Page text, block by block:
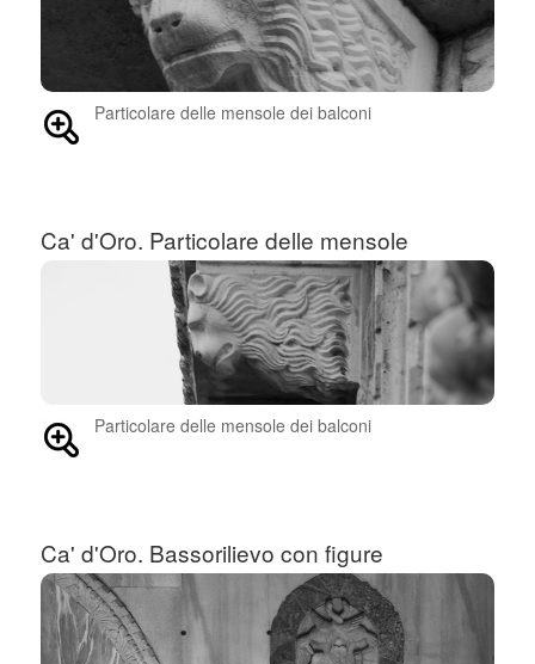
Particolare delle mensole dei balconi
Ca' d'Oro. Particolare delle mensole
Particolare delle mensole dei balconi
Ca' d'Oro. Bassorilievo con figure